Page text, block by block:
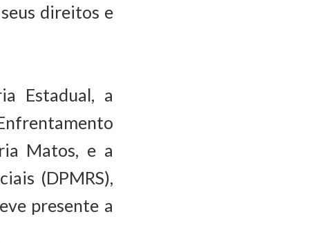
direitos e
Estadual, a
Matos, e a
(DPMRS),
presente a